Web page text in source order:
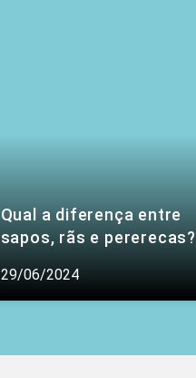
Qual a diferença entre
sapos, rãs e pererecas?
29/06/2024